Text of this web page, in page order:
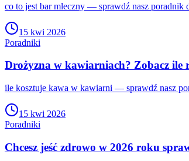
co to jest bar mleczny — sprawdź nasz poradnik
15 kwi 2026
Poradniki
Drożyzna w kawiarniach? Zobacz ile
ile kosztuje kawa w kawiarni — sprawdź nasz
15 kwi 2026
Poradniki
Chcesz jeść zdrowo w 2026 roku